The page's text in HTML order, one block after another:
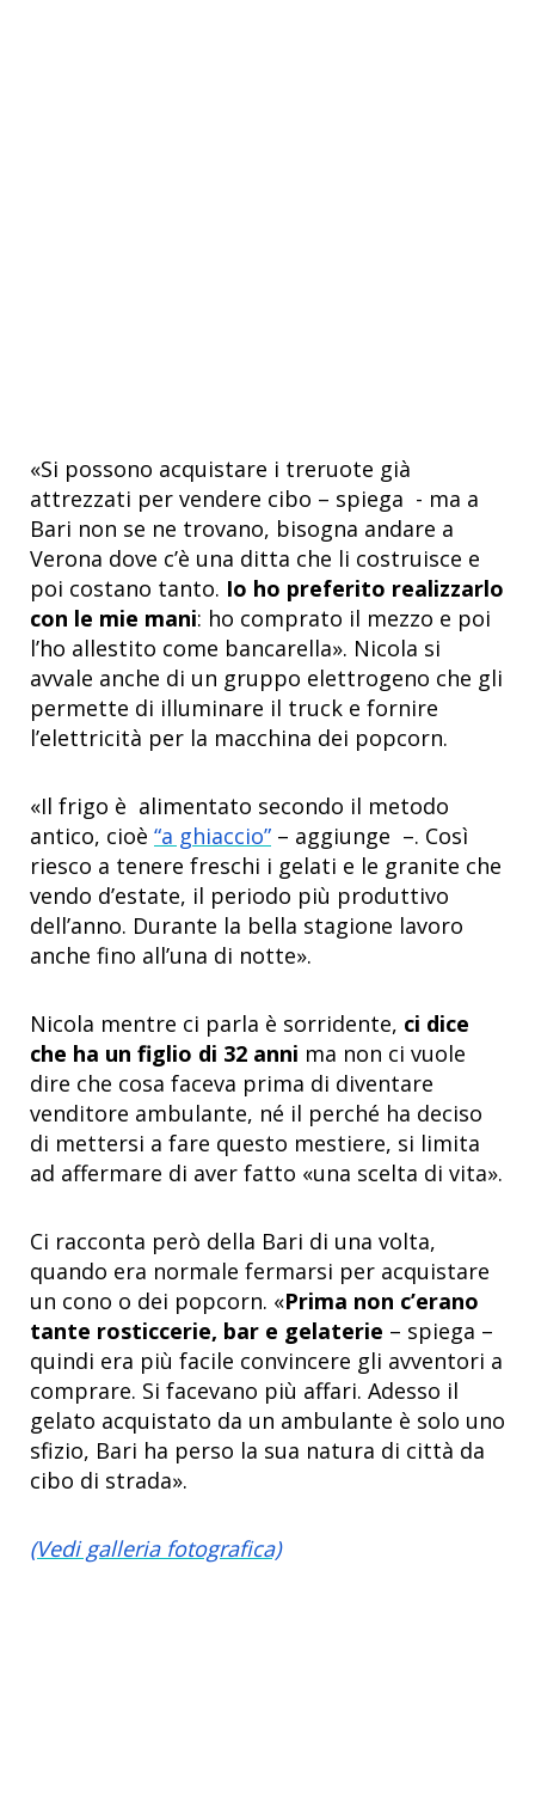
«Si possono acquistare i treruote già
attrezzati per vendere cibo – spiega - ma a
Bari non se ne trovano, bisogna andare a
Verona dove c’è una ditta che li costruisce e
poi costano tanto. Io ho preferito realizzarlo
con le mie mani: ho comprato il mezzo e poi
l’ho allestito come bancarella». Nicola si
avvale anche di un gruppo elettrogeno che gli
permette di illuminare il truck e fornire
l’elettricità per la macchina dei popcorn.
«Il frigo è alimentato secondo il metodo
antico, cioè “a ghiaccio” – aggiunge –. Così
riesco a tenere freschi i gelati e le granite che
vendo d’estate, il periodo più produttivo
dell’anno. Durante la bella stagione lavoro
anche fino all’una di notte».
Nicola mentre ci parla è sorridente, ci dice
che ha un figlio di 32 anni ma non ci vuole
dire che cosa faceva prima di diventare
venditore ambulante, né il perché ha deciso
di mettersi a fare questo mestiere, si limita
ad affermare di aver fatto «una scelta di vita».
Ci racconta però della Bari di una volta,
quando era normale fermarsi per acquistare
un cono o dei popcorn. «Prima non c’erano
tante rosticcerie, bar e gelaterie – spiega –
quindi era più facile convincere gli avventori a
comprare. Si facevano più affari. Adesso il
gelato acquistato da un ambulante è solo uno
sfizio, Bari ha perso la sua natura di città da
cibo di strada».
(Vedi galleria fotografica)